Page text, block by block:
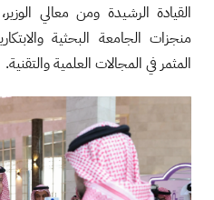
القيادة الرشيدة ومن معالي
منجزات الجامعة البحثية
المثمر في المجالات العلمية والتقنية.